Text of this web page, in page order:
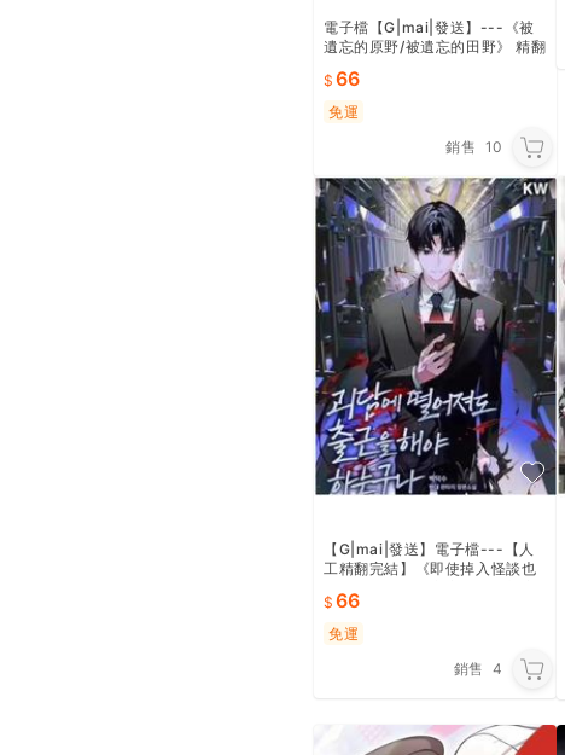
電子檔【G|mai|發送】---《被
遺忘的原野/被遺忘的田野》 精翻
66
免運
銷售 10
【G|mai|發送】電子檔---【人
工精翻完結】《即使掉入怪談也
結）
66
免運
銷售
4